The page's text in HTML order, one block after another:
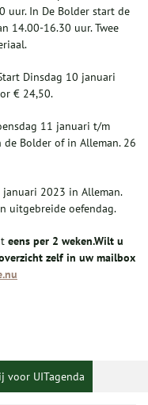
uur. In De Bolder start de
14.00-16.30 uur. Twee
Dinsdag 10 januari
€ 24,50.
11 januari t/m
Bolder of in Alleman. 26
2023 in Alleman.
uitgebreide oefendag.
eens per 2 weken.Wilt u
zelf in uw mailbox
voor UITagenda